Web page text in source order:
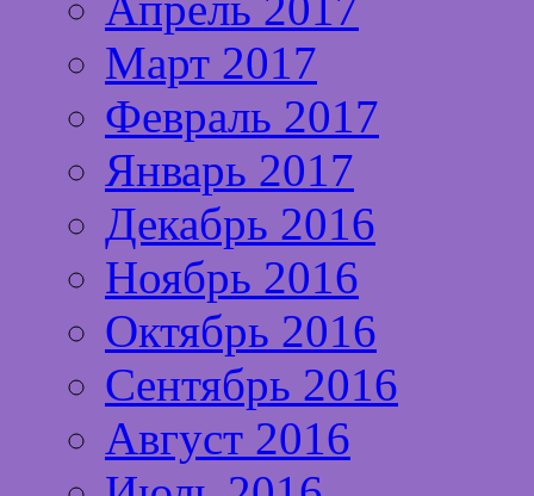
Март 2017
Февраль 2017
Январь 2017
Декабрь 2016
Ноябрь 2016
Октябрь 2016
Сентябрь 2016
Август 2016